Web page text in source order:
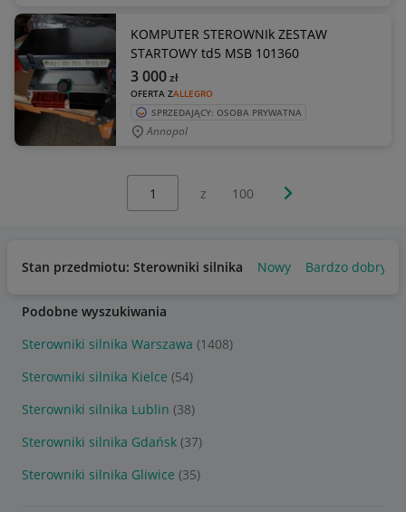
KOMPUTER STEROWNIk ZESTAW
STARTOWY td5 MSB 101360
OFERTA ZALLEGRO
3 000zł
SPRZEDAJĄCY: OSOBA PRYWATNA
Annopol
z 100 Następna strona
Stan przedmiotu: Sterowniki silnika Nowy Bardzo dobry
Podobne wyszukiwania
Sterowniki silnika Warszawa (1408)
Sterowniki silnika Kielce (54)
Sterowniki silnika Lublin (38)
Sterowniki silnika Gdańsk (37)
Sterowniki silnika Gliwice (35)